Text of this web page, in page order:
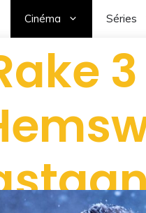
Cinéma Séries